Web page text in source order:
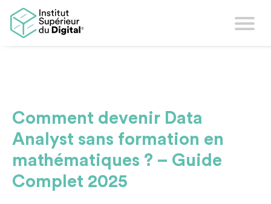
Comment devenir Data
Analyst sans formation en
mathématiques ? – Guide
Complet 2025